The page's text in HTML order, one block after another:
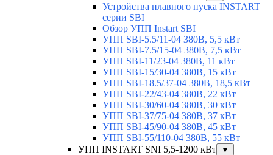
Устройства плавного пуска INSTART
серии SBI
Обзор УПП Instart SBI
УПП SBI-5.5/11-04 380В, 5,5 кВт
УПП SBI-7.5/15-04 380В, 7,5 кВт
УПП SBI-11/23-04 380В, 11 кВт
УПП SBI-15/30-04 380В, 15 кВт
УПП SBI-18.5/37-04 380В, 18,5 кВт
УПП SBI-22/43-04 380В, 22 кВт
УПП SBI-30/60-04 380В, 30 кВт
УПП SBI-37/75-04 380В, 37 кВт
УПП SBI-45/90-04 380В, 45 кВт
УПП SBI-55/110-04 380В, 55 кВт
УПП INSTART SNI 5,5-1200 кВт
▼